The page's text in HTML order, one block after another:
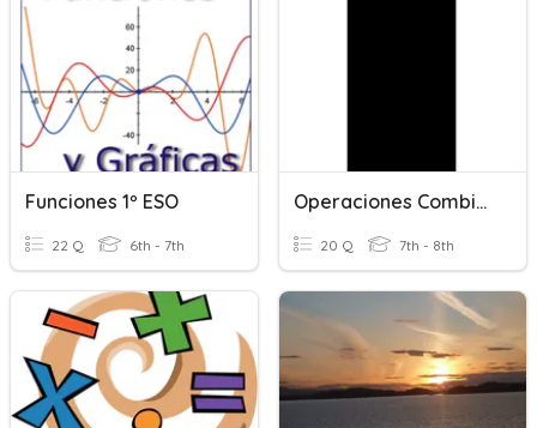
Funciones 1º ESO
22 Q 6th - 7th
Operaciones Combinadas Números Enteros I
20 Q 7th - 8th